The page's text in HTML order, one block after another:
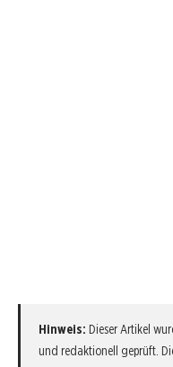
Hinweis: Dieser Artikel
und redaktionell geprüft.